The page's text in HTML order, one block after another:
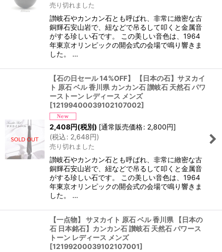
売り切れました
讃岐石やカンカン石とも呼ばれ、非常に緻密な古
銅輝石安山岩で、紐などで吊るして叩くと金属音
がする珍しい石です。 この美しい音色は、1964
年東京オリンピックの開会式の会場で鳴り響きま
した。 …
【石の日セール 14%OFF】 【日本の石】サヌカイ
ト 原石 ベル 香川県 カンカン石 讃岐石 天然石 パワ
ーストーン レディース メンズ
[12199400039102107002]
2,408円(税別) [通常販売価格: 2,800円]
(税込: 2,648円)
売り切れました
讃岐石やカンカン石とも呼ばれ、非常に緻密な古
銅輝石安山岩で、紐などで吊るして叩くと金属音
がする珍しい石です。 この美しい音色は、1964
年東京オリンピックの開会式の会場で鳴り響きま
した。 …
【一点物】 サヌカイト 原石 ベル 香川県 【日本の
石 日本銘石】カンカン石 讃岐石 天然石 パワース
トーン レディース メンズ
[12199200039102107001]